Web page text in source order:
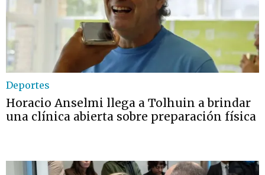
Deportes
Horacio Anselmi llega a Tolhuin a brindar
una clínica abierta sobre preparación física